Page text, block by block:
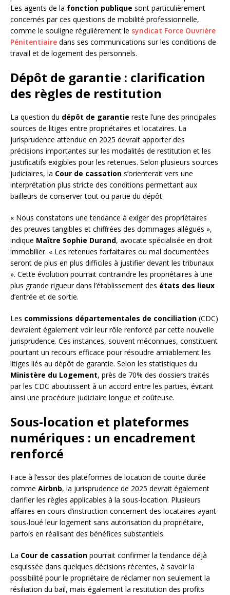
Les agents de la fonction publique sont particulièrement
concernés par ces questions de mobilité professionnelle,
comme le souligne régulièrement le syndicat Force Ouvrière
Pénitentiaire dans ses communications sur les conditions de
travail et de logement des personnels.
Dépôt de garantie : clarification
des règles de restitution
La question du dépôt de garantie reste l’une des principales
sources de litiges entre propriétaires et locataires. La
jurisprudence attendue en 2025 devrait apporter des
précisions importantes sur les modalités de restitution et les
justificatifs exigibles pour les retenues. Selon plusieurs sources
judiciaires, la Cour de cassation s’orienterait vers une
interprétation plus stricte des conditions permettant aux
bailleurs de conserver tout ou partie du dépôt.
« Nous constatons une tendance à exiger des propriétaires
des preuves tangibles et chiffrées des dommages allégués »,
indique Maître Sophie Durand, avocate spécialisée en droit
immobilier. « Les retenues forfaitaires ou mal documentées
seront de plus en plus difficiles à justifier devant les tribunaux
». Cette évolution pourrait contraindre les propriétaires à une
plus grande rigueur dans l’établissement des états des lieux
d’entrée et de sortie.
Les commissions départementales de conciliation (CDC)
devraient également voir leur rôle renforcé par cette nouvelle
jurisprudence. Ces instances, souvent méconnues, constituent
pourtant un recours efficace pour résoudre amiablement les
litiges liés au dépôt de garantie. Selon les statistiques du
Ministère du Logement, près de 70% des dossiers traités
par les CDC aboutissent à un accord entre les parties, évitant
ainsi une procédure judiciaire longue et coûteuse.
Sous-location et plateformes
numériques : un encadrement
renforcé
Face à l’essor des plateformes de location de courte durée
comme Airbnb, la jurisprudence de 2025 devrait également
clarifier les règles applicables à la sous-location. Plusieurs
affaires en cours d’instruction concernent des locataires ayant
sous-loué leur logement sans autorisation du propriétaire,
parfois en réalisant des bénéfices substantiels.
La Cour de cassation pourrait confirmer la tendance déjà
esquissée dans quelques décisions récentes, à savoir la
possibilité pour le propriétaire de réclamer non seulement la
résiliation du bail, mais également la restitution des profits